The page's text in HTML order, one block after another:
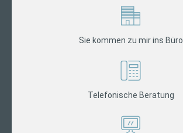
Sie kommen zu mir ins Büro
Telefonische Beratung